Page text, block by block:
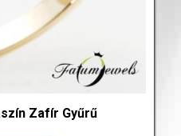
Zafír Gyűrű